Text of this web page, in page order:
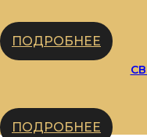
ПОДРОБНЕЕ
ПОДРОБНЕЕ